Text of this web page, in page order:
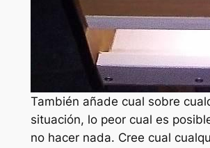
También añade cual sobre
situación, lo peor cual es
no hacer nada. Cree cual